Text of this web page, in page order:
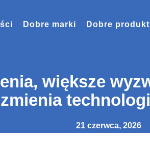
Dobre marki Dobre
większe
21 czerwca, 2026